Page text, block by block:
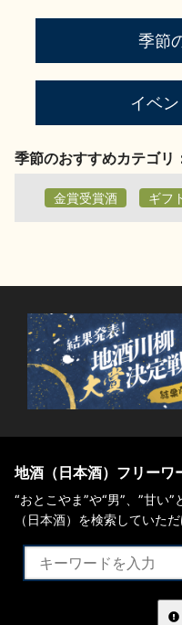
季節
イベ
季節のおすすめカテゴリ
金賞受賞酒 ギフ
地酒（日本酒）フリーワ
“おとこやま”や“男”、”甘い
（日本酒）を検索していただ